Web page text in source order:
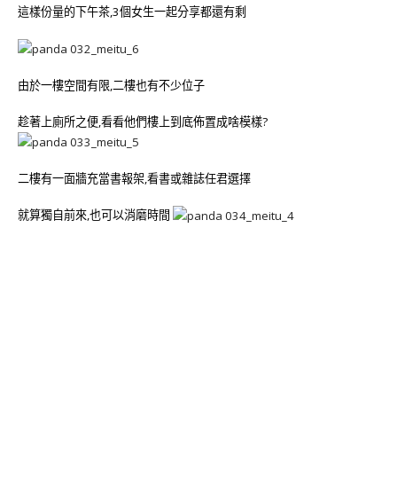
這樣份量的下午茶,3個女生一起分享都還有剩
由於一樓空間有限,二樓也有不少位子
趁著上廁所之便,看看他們樓上到底佈置成啥模樣?
二樓有一面牆充當書報架,看書或雜誌任君選擇
就算獨自前來,也可以消磨時間